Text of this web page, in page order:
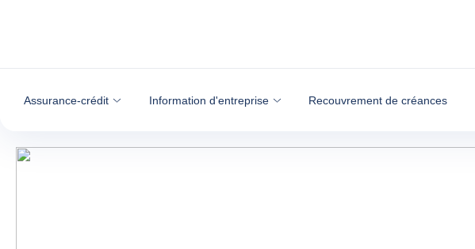
Assurance-crédit Information d'entreprise Recouvrement de créances